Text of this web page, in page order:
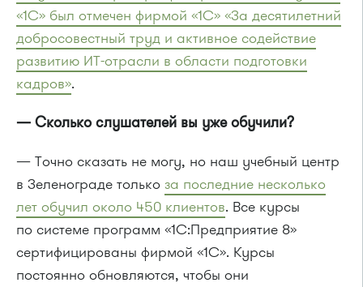
«1С» был отмечен фирмой «1С» «За десятилетний
добросовестный труд и активное содействие
развитию ИТ-отрасли в области подготовки
кадров».
— Сколько слушателей вы уже обучили?
— Точно сказать не могу, но наш учебный центр
в Зеленограде только за последние несколько
лет обучил около 450 клиентов. Все курсы
по системе программ «1С:Предприятие 8»
сертифицированы фирмой «1C». Курсы
постоянно обновляются, чтобы они